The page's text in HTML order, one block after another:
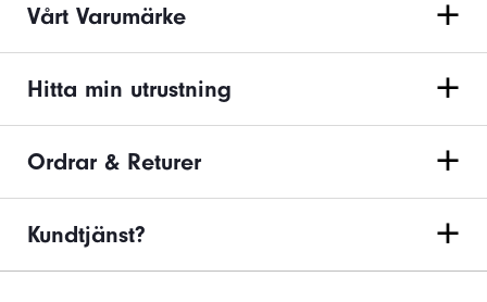
Vårt Varumärke
Hitta min utrustning
Ordrar & Returer
Kundtjänst?